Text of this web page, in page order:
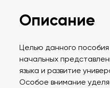
Описание
Целью данного
начальных
языка и развитие
Особое внимание